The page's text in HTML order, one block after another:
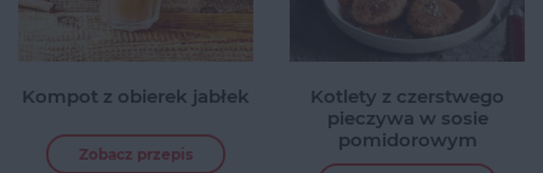
Kompot z obierek jabłek
Zobacz przepis
Kotlety z czerstwego
pieczywa w sosie
pomidorowym